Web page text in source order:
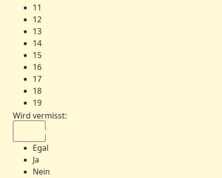
11
12
13
14
15
16
17
18
19
Wird vermisst:
Egal
Ja
Nein